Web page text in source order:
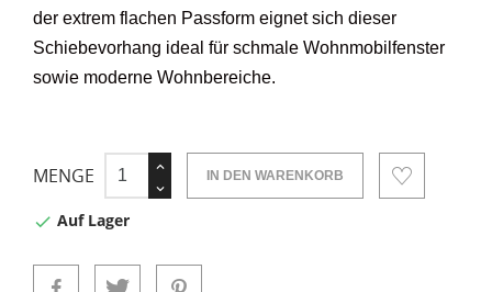
der extrem flachen Passform eignet sich dieser
Schiebevorhang ideal für schmale Wohnmobilfenster
sowie moderne Wohnbereiche.
MENGE IN DEN WARENKORB
 Auf Lager